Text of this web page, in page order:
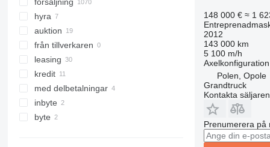
323
324
325
326
329
330
336
340
8035
CT
JS
JZ
NXT
S-Series
TM
VMT
försäljning
hyra
auktion
från tillverkaren
leasing
kredit
med delbetalningar
inbyte
byte
148 000 € ≈ 1
2012
143 000 km
5 100 m/h
Axelkonfiguration
Polen, Opole
Grandtruck
Kontakta säljaren
Prenumerera på